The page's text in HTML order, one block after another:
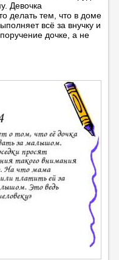
Девочка
делать тем, что в доме
всё за внучку и
дочке, а не